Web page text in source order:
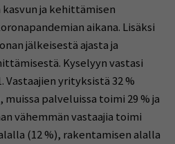
ja kehittämisen
aikana. Lisäksi
jälkeisestä ajasta ja
Kyselyyn vastasi
Vastaajien yrityksistä 32 %
palveluissa toimi 29 % ja
vähemmän vastaajia toimi
(12 %), rakentamisen alalla